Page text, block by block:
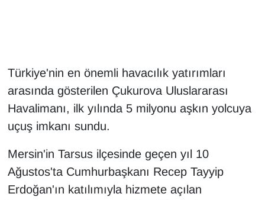
Türkiye'nin en önemli havacılık yatırımları
arasında gösterilen Çukurova Uluslararası
Havalimanı, ilk yılında 5 milyonu aşkın yolcuya
uçuş imkanı sundu.
Mersin'in Tarsus ilçesinde geçen yıl 10
Ağustos'ta Cumhurbaşkanı Recep Tayyip
Erdoğan'ın katılımıyla hizmete açılan
Kadın
Kamu Alımları
Kim Kimdir?
Kültür & Sanat